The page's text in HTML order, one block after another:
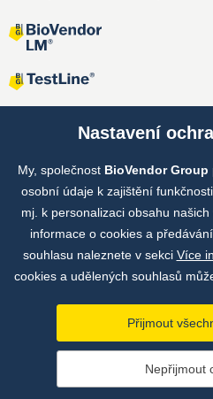
Společné projekty
Copyright © by
Nastavení
My, společnost BioVendor Group
osobní údaje k zajištění
mj. k personalizaci obsahu
informace o cookies a
souhlasu naleznete v sekci Více
cookies a udělených souhlasů
Přijmout
Nepřijmout